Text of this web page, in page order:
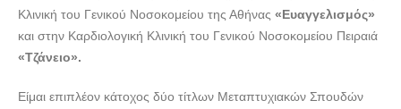
Κλινική του Γενικού Νοσοκομείου της Αθήνας «Ευαγγελισμός»
και στην Καρδιολογική Κλινική του Γενικού Νοσοκομείου Πειραιά
«Τζάνειο».
Είμαι επιπλέον κάτοχος δύο τίτλων Μεταπτυχιακών Σπουδών